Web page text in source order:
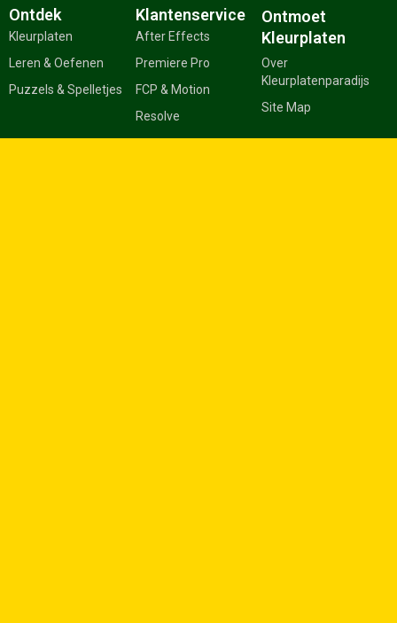
Ontdek
Kleurplaten
Leren & Oefenen
Puzzels & Spelletjes
Klantenservice
After Effects
Premiere Pro
FCP & Motion
Resolve
Ontmoet
Kleurplaten
Over
Kleurplatenparadijs
Site Map